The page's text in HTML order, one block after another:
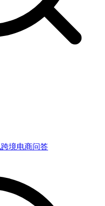
跨境电商问答